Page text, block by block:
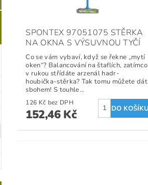
SPONTEX 97051075 STĚRKA
NA OKNA S VÝSUVNOU TYČÍ
Co se vám vybaví, když se řekne „mytí
oken“? Balancování na štaflích, zatímco
v rukou střídáte arzenál hadr-
houbička-stěrka? Tak tomu můžete dát
sbohem! S touhle...
126 Kč bez DPH
152,46 Kč